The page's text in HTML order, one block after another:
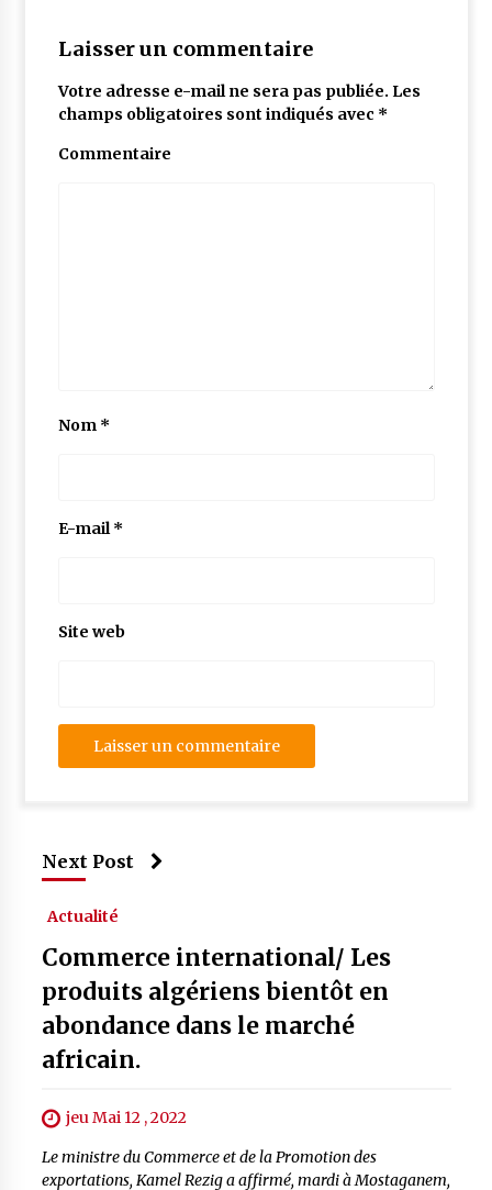
Laisser un commentaire
Votre adresse e-mail ne sera pas publiée. Les
champs obligatoires sont indiqués avec *
Commentaire
Nom *
E-mail*
Site web
Next Post
Actualité
Commerce international/ Les
produits algériens bientôt en
abondance dans le marché
africain.
jeu Mai 12 , 2022
Le ministre du Commerce et de la Promotion des
exportations, Kamel Rezig a affirmé, mardi à Mostaganem,